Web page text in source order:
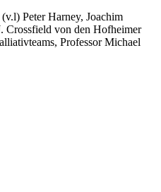
Peter Harney, Joachim
Crossfield von den Hofheimer
Professor Michael